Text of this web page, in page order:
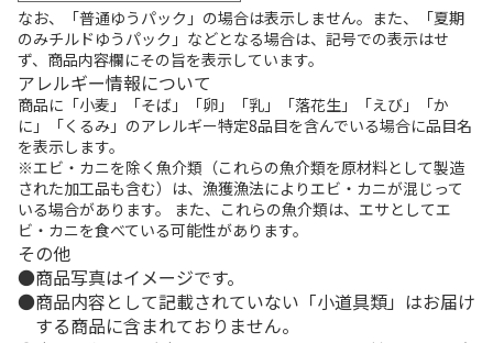
なお、「普通ゆうパック」の場合は表示しません。また、「夏期
のみチルドゆうパック」などとなる場合は、記号での表示はせ
ず、商品内容欄にその旨を表示しています。
アレルギー情報について
商品に「小麦」「そば」「卵」「乳」「落花生」「えび」「か
に」「くるみ」のアレルギー特定8品目を含んでいる場合に品目名
を表示します。
※エビ・カニを除く魚介類（これらの魚介類を原材料として製造
された加工品も含む）は、漁獲漁法によりエビ・カニが混じって
いる場合があります。 また、これらの魚介類は、エサとしてエ
ビ・カニを食べている可能性があります。
その他
商品写真はイメージです。
商品内容として記載されていない「小道具類」はお届け
する商品に含まれておりません。